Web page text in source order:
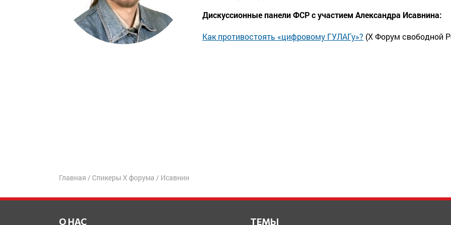
Дискуссионные панели ФСР с участием Александра Исавнина:
Как противостоять «цифровому ГУЛАГу»? (Х Форум свободной
Главная / Спикеры X форума / Исавнин
О НАС ТЕМЫ